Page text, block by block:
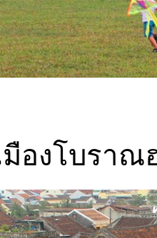
มืองโบราณ